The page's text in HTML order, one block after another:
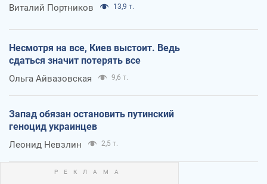
Виталий Портников 13,9 т.
Несмотря на все, Киев выстоит. Ведь
сдаться значит потерять все
Ольга Айвазовская 9,6 т.
Запад обязан остановить путинский
геноцид украинцев
Леонид Невзлин 2,5 т.